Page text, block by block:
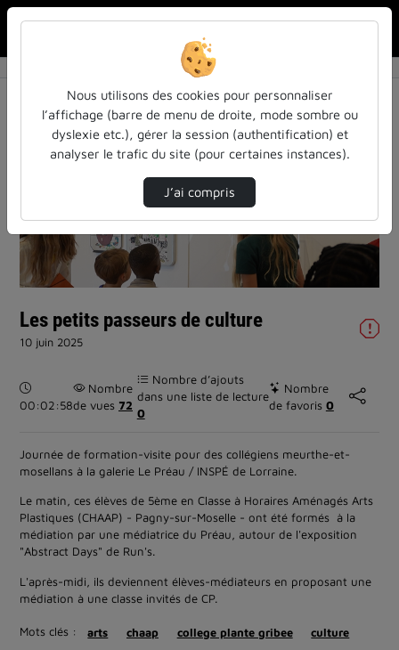
Les petits passeurs de culture
Lire
vidéo
Les petits passeurs de culture
10 juin 2025
Durée :
00:02:58
Nombre
de vues 72
Nombre d’ajouts
dans une liste de lecture
0
Nombre
de favoris 0
Journée de formation-visite pour des collégiens meurthe-et-
mosellans à la galerie Le Préau / INSPÉ de Lorraine.
Le matin, ces élèves de 5ème en Classe à Horaires Aménagés Arts
Plastiques (CHAAP) - Pagny-sur-Moselle - ont été formés à la
médiation par une médiatrice du Préau, autour de l'exposition
"Abstract Days" de Run's.
L'après-midi, ils deviennent élèves-médiateurs en proposant une
médiation à une classe invités de CP.
Mots clés : arts chaap college plante gribee
culture
Nous utilisons des cookies pour personnaliser
l’affichage (barre de menu de droite, mode sombre ou
dyslexie etc.), gérer la session (authentification) et
analyser le trafic du site (pour certaines instances).
J’ai compris